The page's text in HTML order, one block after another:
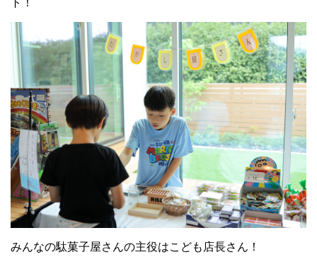
ト！
みんなの駄菓子屋さんの主役はこども店長さん！